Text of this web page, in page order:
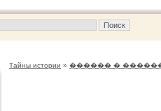
Тайны истории » ������ �